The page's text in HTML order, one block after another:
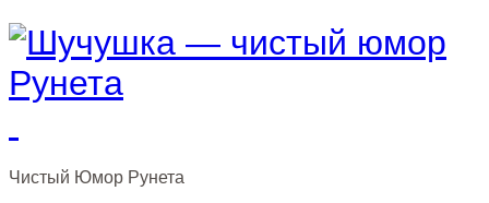
Чистый Юмор Рунета